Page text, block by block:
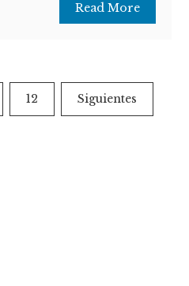
Read More
12 Siguientes